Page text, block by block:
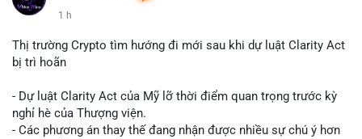
1 h
Thị trường Crypto tìm hướng đi mới sau khi dự luật Clarity Act
bị trì hoãn
- Dự luật Clarity Act của Mỹ lỡ thời điểm quan trọng trước kỳ
nghỉ hè của Thượng viện.
- Các phương án thay thế đang nhận được nhiều sự chú ý hơn